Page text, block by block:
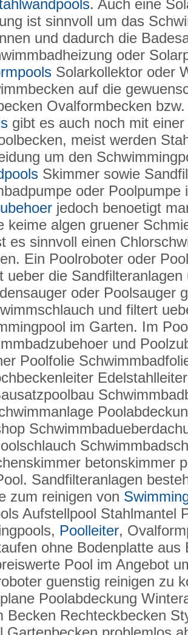
. Auch eine
ist sinnvoll um das
und dadurch die
oder
Solarkollektor oder
auf die
Ovalformbecken
gibt es auch noch mit einer
meist werden
um den
Skimmer sowie
oder
jedoch benoetigt
keime algen gruener
es sinnvoll einen
Ein Poolroboter oder
ueber die
oder Poolsauger
und filtert
im Garten. Im
und
Poolfolie
betonskimmer
Sandfilteranlagen
zum reinigen von
Aufstellpool Stahlmantel
Poolleiter,
ohne Bodenplatte
Pool im Angebot
guenstig reinigen zu
Poolabdeckung
Becken Rechteckbecken